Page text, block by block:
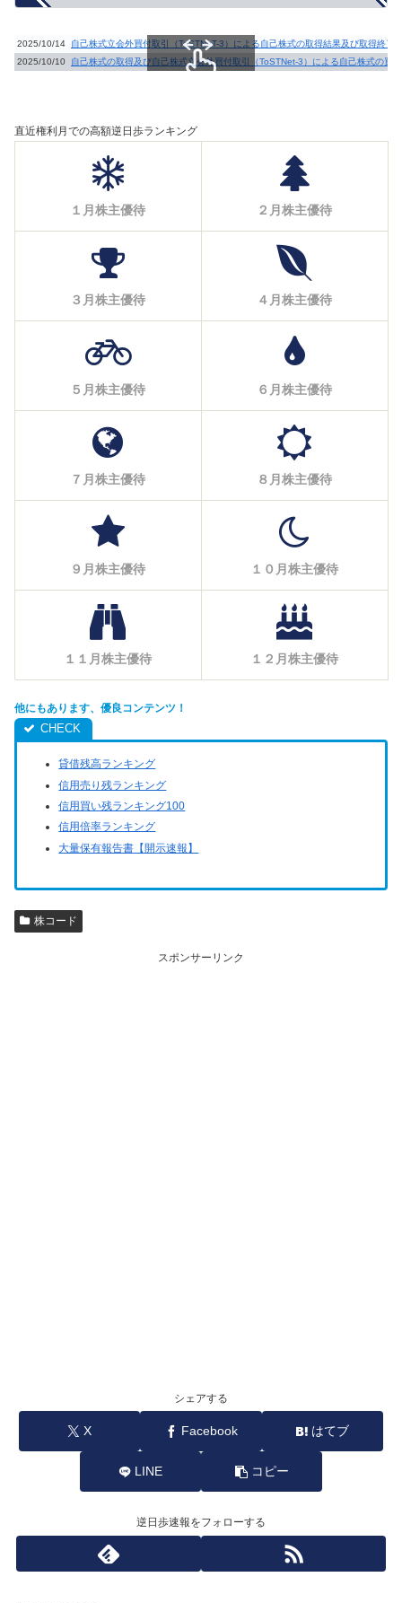
2025/10/14
自己株式立会外買付取引（ToSTNeT-3）による自己株式の取得結果及び取得終了
2025/10/10
自己株式の取得及び自己株式立会外買付取引（ToSTNet-3）による自己株式の買
直近権利月での高額逆日歩ランキング
１月株主優待 ２月株主優待
３月株主優待 ４月株主優待
５月株主優待 ６月株主優待
７月株主優待 ８月株主優待
９月株主優待 １０月株主優待
１１月株主優待 １２月株主優待
他にもあります、優良コンテンツ！
貸借残高ランキング
信用売り残ランキング
信用買い残ランキング100
信用倍率ランキング
大量保有報告書【開示速報】
株コード
スポンサーリンク
シェアする
X Facebook はてブ
LINE コピー
逆日歩速報をフォローする